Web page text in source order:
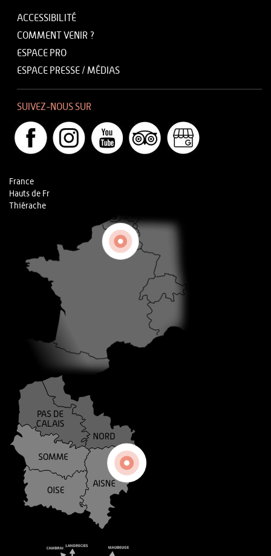
ACCESSIBILITÉ
COMMENT VENIR ?
ESPACE PRO
ESPACE PRESSE / MÉDIAS
SUIVEZ-NOUS SUR
France
Hauts de Fr
Thiérache